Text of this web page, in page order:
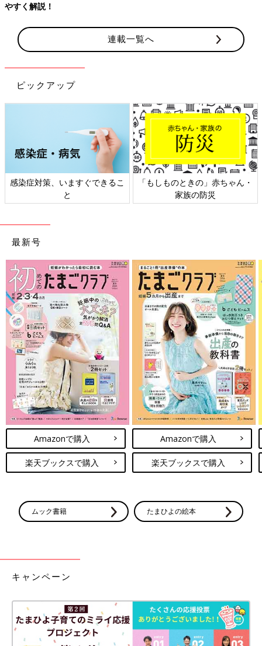
やすく解説！
連載一覧へ
ピックアップ
感染症対策、いますぐできるこ
と
「もしものときの」赤ちゃん・
家族の防災
最新号
Amazonで購入
楽天ブックスで購入
Amazonで購入
楽天ブックスで購入
ムック書籍 たまひよの絵本
キャンペーン